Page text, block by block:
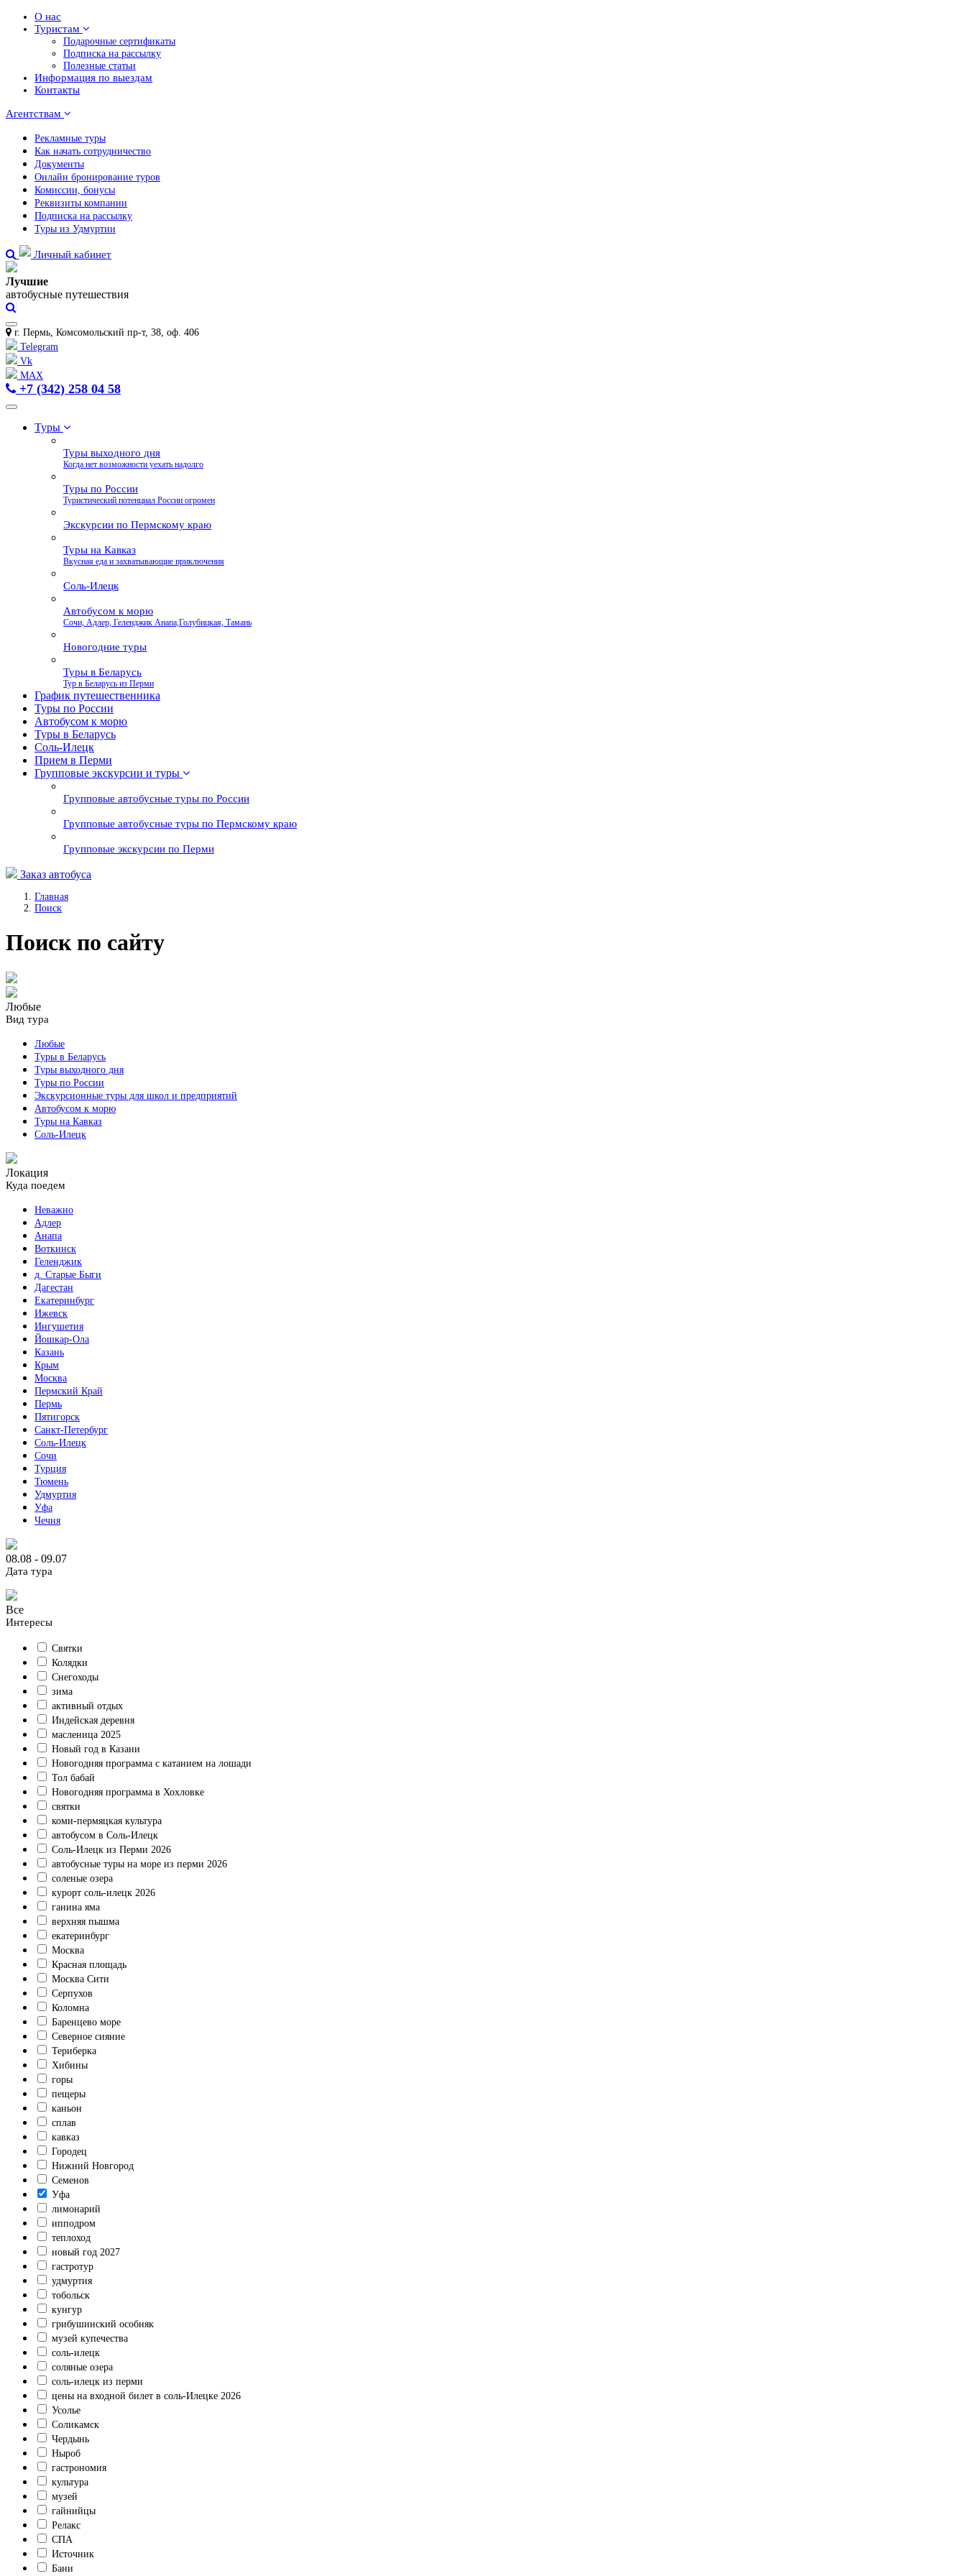
О нас
Туристам
Подарочные сертификаты
Подписка на рассылку
Полезные статьи
Информация по выездам
Контакты
Агентствам
Рекламные туры
Как начать сотрудничество
Документы
Онлайн бронирование туров
Комиссии, бонусы
Реквизиты компании
Подписка на рассылку
Туры из Удмуртии
Личный кабинет
Лучшие
автобусные путешествия
г. Пермь, Комсомольский пр-т, 38, оф. 406
Telegram
Vk
MAX
+7 (342) 258 04 58
Туры
Туры выходного дня
Когда нет возможности уехать надолго
Туры по России
Туристический потенциал России огромен
Экскурсии по Пермскому краю
Туры на Кавказ
Вкусная еда и захватывающие приключения
Соль-Илецк
Автобусом к морю
Сочи, Адлер, Геленджик Анапа,Голубицкая, Тамань
Новогодние туры
Туры в Беларусь
Тур в Беларусь из Перми
График путешественника
Туры по России
Автобусом к морю
Туры в Беларусь
Соль-Илецк
Прием в Перми
Групповые экскурсии и туры
Групповые автобусные туры по России
Групповые автобусные туры по Пермскому краю
Групповые экскурсии по Перми
Заказ автобуса
Главная
Поиск
Поиск по сайту
Любые
Вид тура
Любые
Туры в Беларусь
Туры выходного дня
Туры по России
Экскурсионные туры для школ и предприятий
Автобусом к морю
Туры на Кавказ
Соль-Илецк
Локация
Куда поедем
Неважно
Адлер
Анапа
Воткинск
Геленджик
д. Старые Быги
Дагестан
Екатеринбург
Ижевск
Ингушетия
Йошкар-Ола
Казань
Крым
Москва
Пермский Край
Пермь
Пятигорск
Санкт-Петербург
Соль-Илецк
Сочи
Турция
Тюмень
Удмуртия
Уфа
Чечня
08.08 - 09.07
Дата тура
Все
Интересы
Святки
Колядки
Снегоходы
зима
активный отдых
Индейская деревня
масленица 2025
Новый год в Казани
Новогодняя программа с катанием на лошади
Тол бабай
Новогодняя программа в Хохловке
святки
коми-пермяцкая культура
автобусом в Соль-Илецк
Соль-Илецк из Перми 2026
автобусные туры на море из перми 2026
соленые озера
курорт соль-илецк 2026
ганина яма
верхняя пышма
екатеринбург
Москва
Красная площадь
Москва Сити
Серпухов
Коломна
Баренцево море
Северное сияние
Териберка
Хибины
горы
пещеры
каньон
сплав
кавказ
Городец
Нижний Новгород
Семенов
Уфа
лимонарий
ипподром
теплоход
новый год 2027
гастротур
удмуртия
тобольск
кунгур
грибушинский особняк
музей купечества
соль-илецк
соляные озера
соль-илецк из перми
цены на входной билет в соль-Илецке 2026
Усолье
Соликамск
Чердынь
Ныроб
гастрономия
культура
музей
гайнийцы
Релакс
СПА
Источник
Бани